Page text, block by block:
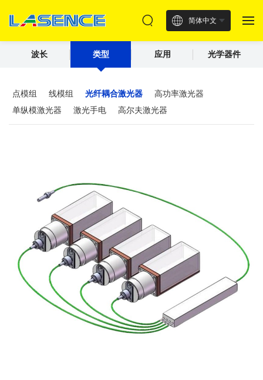
简体中文
波长 类型 应用 光学器件
点模组 线模组 光纤耦合激光器
高功率激光器
单纵模激光器
激光手电 高尔夫激光器